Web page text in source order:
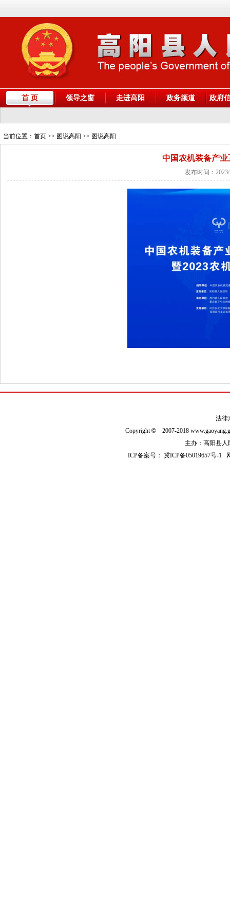
首 页 领导之窗 走进高阳 政务频道 政府
当前位置： 首页 >> 图说高阳 >> 图说高阳
中国农机装备产
发布时间：
法律
Copyright© 2007-2018
主办：高阳县人
ICP备案号：冀ICP备05019657号-1